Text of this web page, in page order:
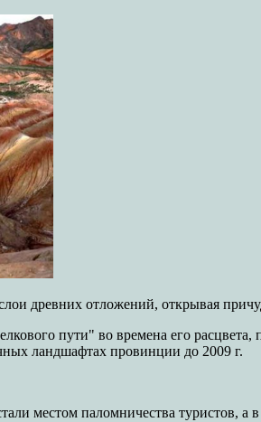
древних отложений, открывая
пути" во времена его расцвета,
ландшафтах провинции до 2009 г.
местом паломничества туристов,